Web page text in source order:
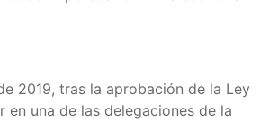
2019, tras la aprobación de la Ley
en una de las delegaciones de la